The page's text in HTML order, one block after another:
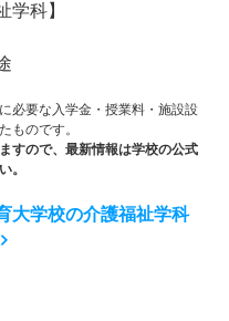
学科】
必要な入学金・授業料・施設設
ものです。
すので、最新情報は学校の公式
。
大学校の介護福祉学科